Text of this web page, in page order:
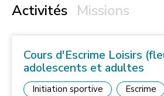
Activités Missions
Cours d'Escrime Loisirs
adolescents et adultes
Initiation sportive
Escrime